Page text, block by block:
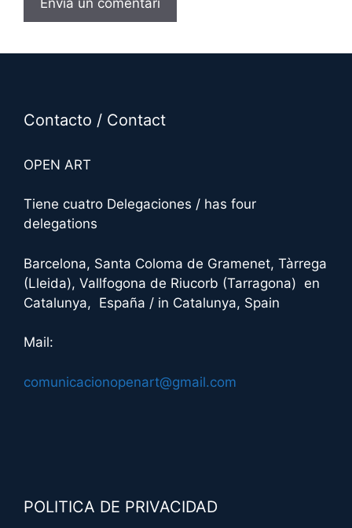
l
r
a
i
v
:
Contacto / Contact
OPEN ART
Tiene cuatro Delegaciones / has four
delegations
Barcelona, Santa Coloma de Gramenet, Tàrrega
(Lleida), Vallfogona de Riucorb (Tarragona) en
Catalunya, España / in Catalunya, Spain
Mail:
comunicacionopenart@gmail.com
POLITICA DE PRIVACIDAD